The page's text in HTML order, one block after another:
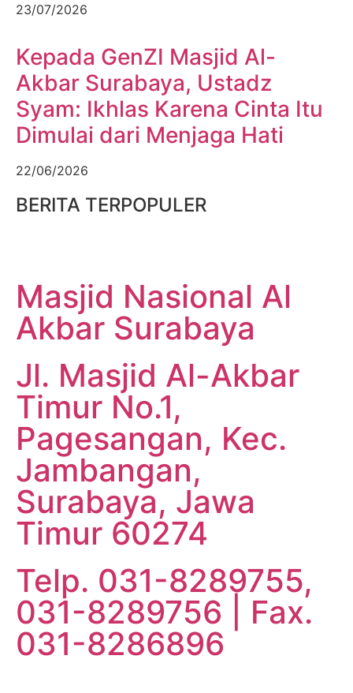
23/07/2026
Kepada GenZI Masjid Al-
Akbar Surabaya, Ustadz
Syam: Ikhlas Karena Cinta Itu
Dimulai dari Menjaga Hati
22/06/2026
BERITA TERPOPULER
Masjid Nasional Al
Akbar Surabaya
Jl. Masjid Al-Akbar
Timur No.1,
Pagesangan, Kec.
Jambangan,
Surabaya, Jawa
Timur 60274
Telp. 031-8289755,
031-8289756 | Fax.
031-8286896